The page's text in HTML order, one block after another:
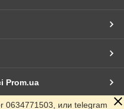
Prom.ua
0634771503, или telegram